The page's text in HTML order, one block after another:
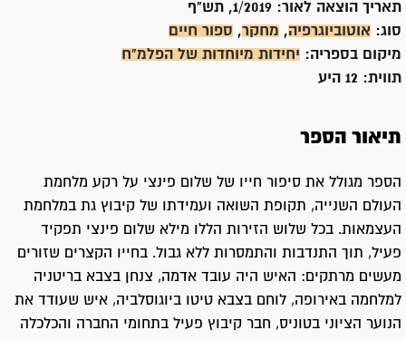
תאריך הוצאה לאור:
סוג: אוטוביוגרפיה, מחקר, ספור חיים
מיקום בספריה: יחידות מיוחדות של הפלמ"ח
תווית: 12 היע
תיאור הספר
הספר מגולל את סיפור חייו של שלום פינצי על רקע מלחמת
העולם השנייה, תקופת השואה ועמידתו של קיבוץ גת במלחמת
העצמאות. בכל שלוש הזירות הללו מילא שלום פינצי תפקיד
פעיל, תוך התנדבות והתמסרות ללא גבול. בחייו הקצרים שזורים
מעשים מרתקים: האיש היה עובד אדמה, צנחן בצבא בריטניה
למלחמה באירופה, לוחם בצבא טיטו ביוגוסלביה, איש שעודד את
הנוער הציוני בטוניס, חבר קיבוץ פעיל בתחומי החברה והכלכלה